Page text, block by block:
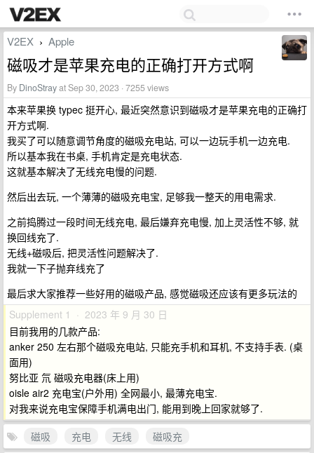
V2EX › Apple
磁吸才是苹果充电的正确打开方式啊
By DinoStrayat Sep 30, 2023 · 7255 views
本来苹果换 typec 挺开心, 最近突然意识到磁吸才是苹果充电的正确打
开方式啊.
我买了可以随意调节角度的磁吸充电站, 可以一边玩手机一边充电.
所以基本我在书桌, 手机肯定是充电状态.
这就基本解决了无线充电慢的问题.
然后出去玩, 一个薄薄的磁吸充电宝, 足够我一整天的用电需求.
之前捣腾过一段时间无线充电, 最后嫌弃充电慢, 加上灵活性不够, 就
换回线充了.
无线+磁吸后, 把灵活性问题解决了.
我就一下子抛弃线充了
最后求大家推荐一些好用的磁吸产品, 感觉磁吸还应该有更多玩法的
Supplement 1 · 2023 年 9 月 30 日
目前我用的几款产品:
anker 250 左右那个磁吸充电站, 只能充手机和耳机, 不支持手表. (桌
面用)
努比亚 氘 磁吸充电器(床上用)
oisle air2 充电宝(户外用) 全网最小, 最薄充电宝.
对我来说充电宝保障手机满电出门, 能用到晚上回家就够了.
磁吸
充电 无线
磁吸充